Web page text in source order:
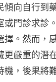
傾向自行到
或門診求診
擇。然而，
更嚴重的潛
，後果將